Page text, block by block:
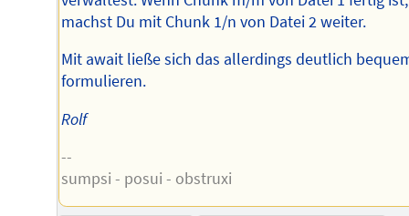
machst Du mit Chunk 1/n von Datei 2 weiter.
Mit await ließe sich das allerdings deutlich
formulieren.
Rolf
--
sumpsi - posui - obstruxi